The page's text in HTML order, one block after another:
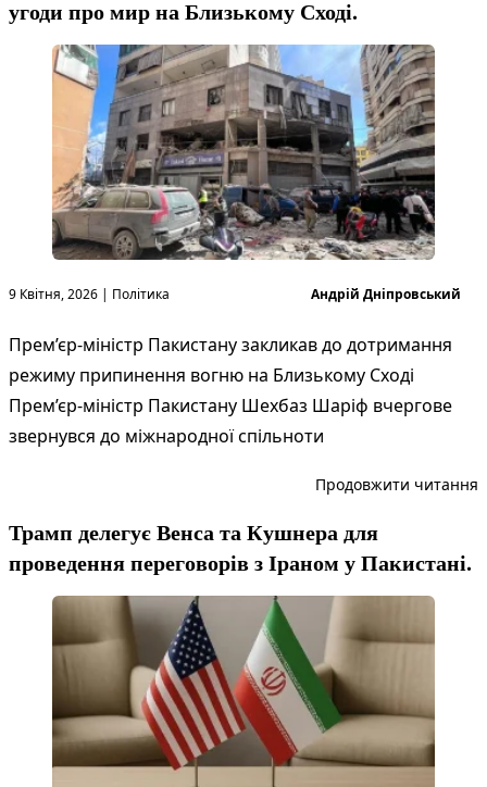
угоди про мир на Близькому Сході.
9 Квітня, 2026 | Політика
Опубліковано
Андрій Дніпровський
Прем’єр-міністр Пакистану закликав до дотримання
режиму припинення вогню на Близькому Сході
Прем’єр-міністр Пакистану Шехбаз Шаріф вчергове
звернувся до міжнародної спільноти
Продовжити читання
Трамп делегує Венса та Кушнера для
проведення переговорів з Іраном у Пакистані.